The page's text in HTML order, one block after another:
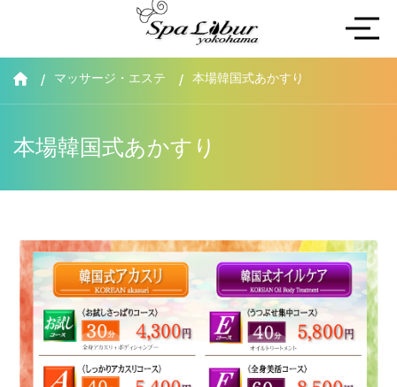
マッサージ・エステ 本場韓国式あかすり
本場韓国式あかすり